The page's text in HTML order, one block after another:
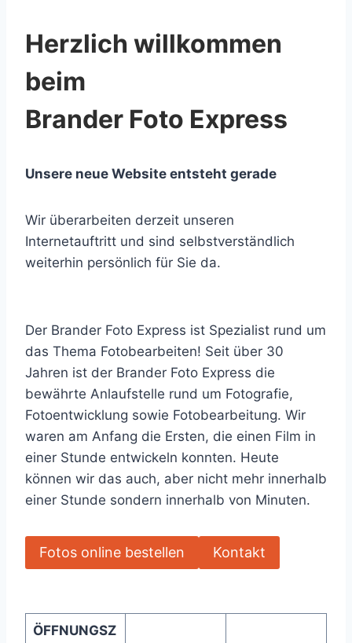
Herzlich willkommen
beim
Brander Foto Express
Unsere neue Website entsteht gerade
Wir überarbeiten derzeit unseren
Internetauftritt und sind selbstverständlich
weiterhin persönlich für Sie da.
Der Brander Foto Express ist Spezialist rund um
das Thema Fotobearbeiten! Seit über 30
Jahren ist der Brander Foto Express die
bewährte Anlaufstelle rund um Fotografie,
Fotoentwicklung sowie Fotobearbeitung. Wir
waren am Anfang die Ersten, die einen Film in
einer Stunde entwickeln konnten. Heute
können wir das auch, aber nicht mehr innerhalb
einer Stunde sondern innerhalb von Minuten.
Fotos online bestellen Kontakt
ÖFFNUNGSZ